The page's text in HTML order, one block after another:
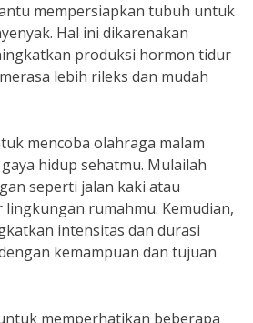
mempersiapkan tubuh untuk
Hal ini dikarenakan
produksi hormon tidur
lebih rileks dan mudah
mencoba olahraga malam
hidup sehatmu. Mulailah
seperti jalan kaki atau
lingkungan rumahmu. Kemudian,
intensitas dan durasi
kemampuan dan tujuan
memperhatikan beberapa